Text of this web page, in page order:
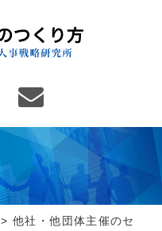
>他社・他団体主催のセ